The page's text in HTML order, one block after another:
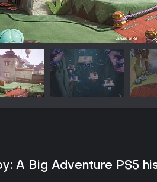
A Big Adventure PS5